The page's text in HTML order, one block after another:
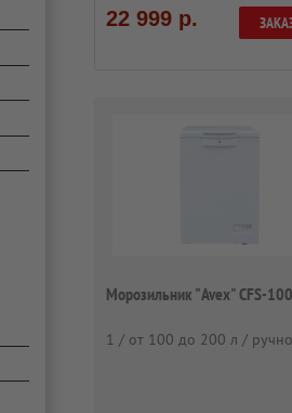
22 999 р.
Морозильник "Avex" CFS-
1 / от 100 до 200 л /